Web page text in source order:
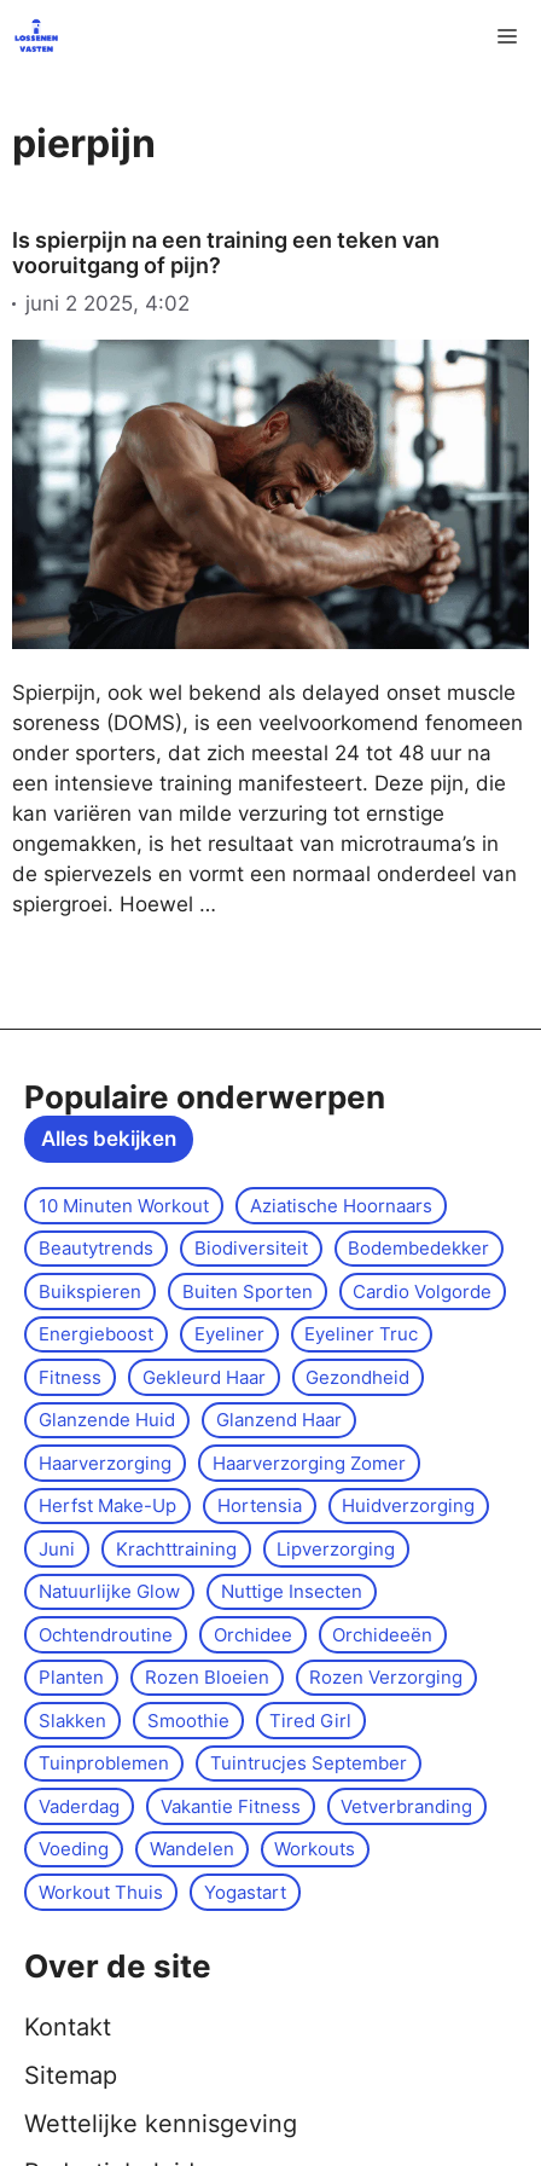
naar
pierpijn
Is spierpijn na een training een teken van
vooruitgang of pijn?
juni 2 2025, 4:02
Spierpijn, ook wel bekend als delayed onset muscle
soreness (DOMS), is een veelvoorkomend fenomeen
onder sporters, dat zich meestal 24 tot 48 uur na
een intensieve training manifesteert. Deze pijn, die
kan variëren van milde verzuring tot ernstige
ongemakken, is het resultaat van microtrauma’s in
de spiervezels en vormt een normaal onderdeel van
spiergroei. Hoewel …
Populaire onderwerpen
Alles bekijken
10 Minuten Workout
Aziatische Hoornaars
Beautytrends
Biodiversiteit
Bodembedekker
Buikspieren
Buiten Sporten
Cardio Volgorde
Energieboost
Eyeliner
Eyeliner Truc
Fitness
Gekleurd Haar
Gezondheid
Glanzende Huid
Glanzend Haar
Haarverzorging
Haarverzorging Zomer
Herfst Make-Up
Hortensia
Huidverzorging
Juni
Krachttraining
Lipverzorging
Natuurlijke Glow
Nuttige Insecten
Ochtendroutine
Orchidee
Orchideeën
Planten
Rozen Bloeien
Rozen Verzorging
Slakken
Smoothie
Tired Girl
Tuinproblemen
Tuintrucjes September
Vaderdag
Vakantie Fitness
Vetverbranding
Voeding
Wandelen
Workouts
Workout Thuis
Yoga­start
Over de site
Kontakt
Sitemap
Wettelijke kennisgeving